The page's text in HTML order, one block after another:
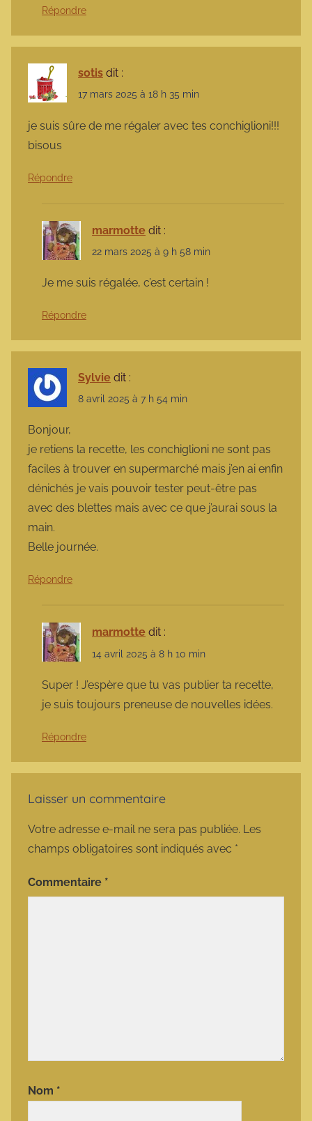
Répondre
sotis dit :
17 mars 2025 à 18 h 35 min
je suis sûre de me régaler avec tes conchiglioni!!!
bisous
Répondre
marmotte dit :
22 mars 2025 à 9 h 58 min
Je me suis régalée, c’est certain !
Répondre
Sylvie dit :
8 avril 2025 à 7 h 54 min
Bonjour,
je retiens la recette, les conchiglioni ne sont pas
faciles à trouver en supermarché mais j’en ai enfin
dénichés je vais pouvoir tester peut-être pas
avec des blettes mais avec ce que j’aurai sous la
main.
Belle journée.
Répondre
marmotte dit :
14 avril 2025 à 8 h 10 min
Super ! J’espère que tu vas publier ta recette,
je suis toujours preneuse de nouvelles idées.
Répondre
Laisser un commentaire
Votre adresse e-mail ne sera pas publiée. Les
champs obligatoires sont indiqués avec *
Commentaire *
Nom *